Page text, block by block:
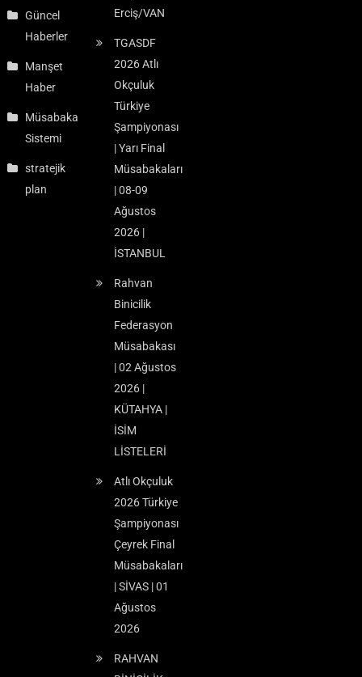
Güncel
Haberler
Manşet
Haber
Müsabaka
Sistemi
stratejik
plan
Erciş/VAN
TGASDF
2026 Atlı
Okçuluk
Türkiye
Şampiyonası
| Yarı Final
Müsabakaları
| 08-09
Ağustos
2026 |
İSTANBUL
Rahvan
Binicilik
Federasyon
Müsabakası
| 02 Ağustos
2026 |
KÜTAHYA |
İSİM
LİSTELERİ
Atlı Okçuluk
2026 Türkiye
Şampiyonası
Çeyrek Final
Müsabakaları
| SİVAS | 01
Ağustos
2026
RAHVAN